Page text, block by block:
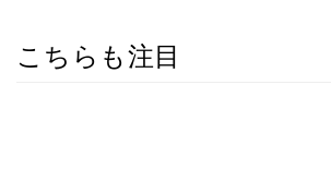
こちらも注目